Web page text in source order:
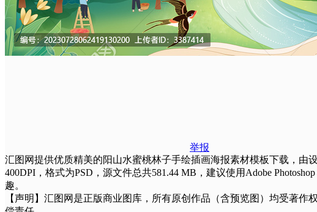
举报
汇图网提供优质精美的阳山水蜜桃林子手绘插画海报素材模板下载，由
400DPI，格式为PSD，源文件总共581.44 MB，建议使用Adobe
趣。
【声明】汇图网是正版商业图库，所有原创作品（含预览图）均受著